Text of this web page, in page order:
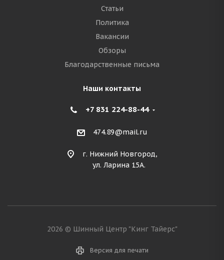
Статьи
Политика
Вакансии
Обзоры
Благодарственные письма
Наши контакты
+7 831 224-88-44
474.89@mail.ru
г. Нижний Новгород,
ул. Ларина 15А.
2026 © Шинный Центр "Кинг Тайерс"
Версия для печати